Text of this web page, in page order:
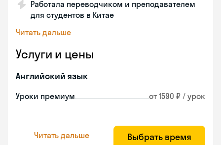
Работала переводчиком и преподавателем
для студентов в Китае
Читать дальше
Услуги и цены
Английский язык
Уроки премиум от 1590 ₽ / урок
Читать дальше Выбрать время